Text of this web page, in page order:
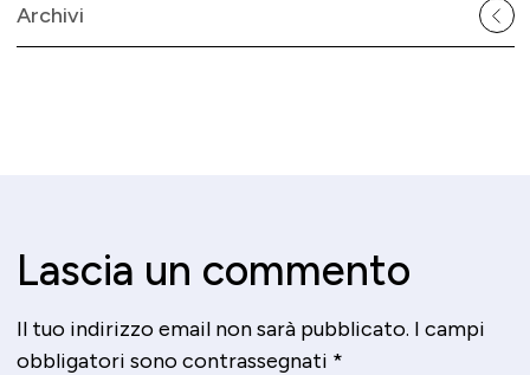
Archivi
Lascia un commento
Il tuo indirizzo email non sarà pubblicato. I campi
obbligatori sono contrassegnati *